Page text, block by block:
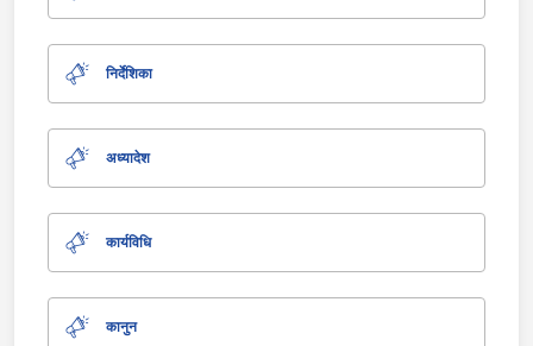
निर्देशिका
अध्यादेश
कार्यविधि
कानुन